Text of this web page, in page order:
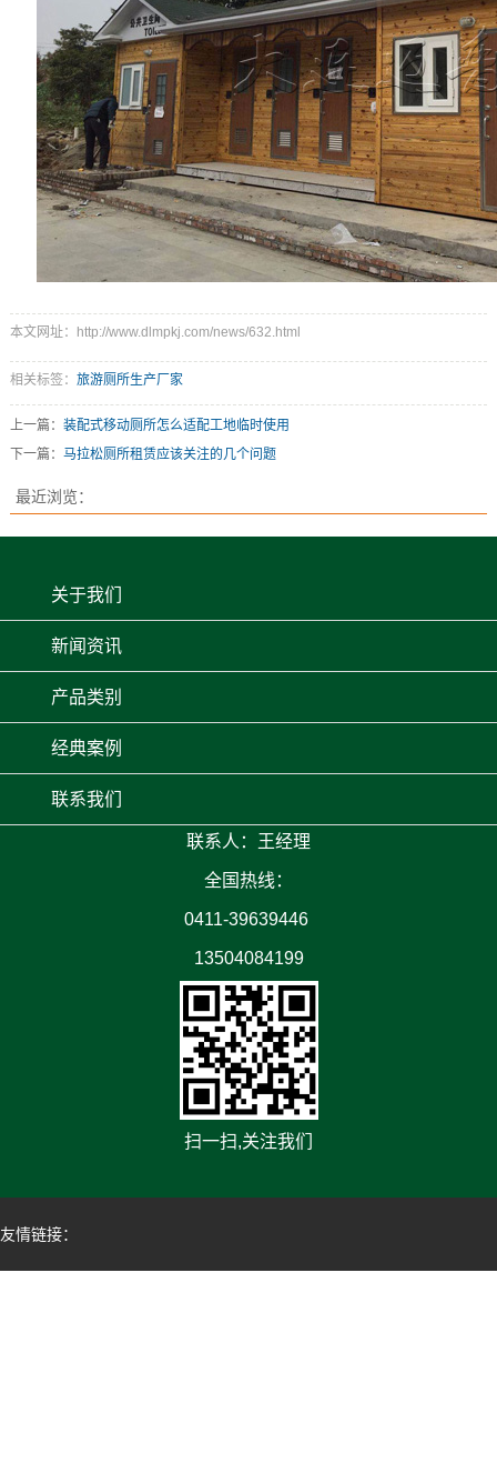
本文网址：http://www.dlmpkj.com/news/632.html
相关标签： 旅游厕所生产厂家
上一篇： 装配式移动厕所怎么适配工地临时使用
下一篇： 马拉松厕所租赁应该关注的几个问题
最近浏览：
关于我们
新闻资讯
产品类别
经典案例
联系我们
联系人：王经理
全国热线：
0411-39639446
13504084199
扫一扫,关注我们
友情链接：